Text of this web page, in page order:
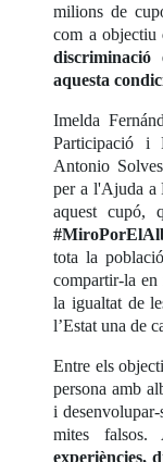
milions de
com a objectiu
discriminació
aquesta
Imelda
Participació i
Antonio
per a l'Ajuda a
aquest cupó,
tota la
compartir-la en
la igualtat de
l’Estat una de
Entre els
persona amb
i
mites falsos.
experiències,